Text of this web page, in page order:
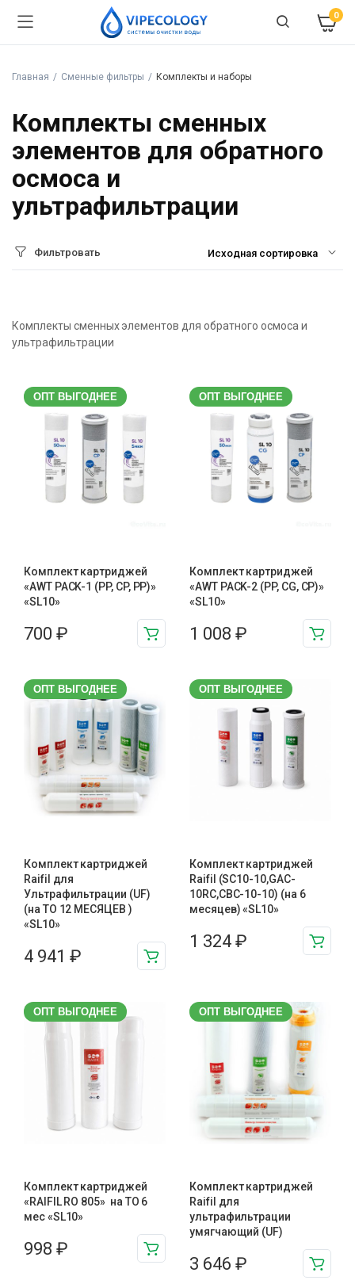
0
Главная Сменные фильтры Комплекты и наборы
Комплекты сменных
элементов для обратного
осмоса и
ультрафильтрации
Фильтровать
Комплекты сменных элементов для обратного осмоса и
ультрафильтрации
ОПТ ВЫГОДНЕЕ
Комплект картриджей
«AWT PACK-1 (PP, CP, PP)»
«SL10»
700 ₽
ОПТ ВЫГОДНЕЕ
Комплект картриджей
«AWT PACK-2 (PP, CG, CP)»
«SL10»
1 008 ₽
ОПТ ВЫГОДНЕЕ
Комплект картриджей
Raifil для
Ультрафильтрации (UF)
(на ТО 12 МЕСЯЦЕВ )
«SL10»
4 941 ₽
ОПТ ВЫГОДНЕЕ
Комплект картриджей
Raifil (SC10-10,GAC-
10RC,CBC-10-10) (на 6
месяцев) «SL10»
1 324 ₽
ОПТ ВЫГОДНЕЕ
Комплект картриджей
«RAIFIL RO 805» на ТО 6
мес «SL10»
998 ₽
ОПТ ВЫГОДНЕЕ
Комплект картриджей
Raifil для
ультрафильтрации
умягчающий (UF)
3 646 ₽